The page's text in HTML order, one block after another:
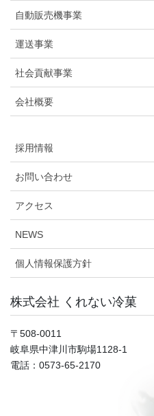
自動販売機事業
運送事業
社会貢献事業
会社概要
採用情報
お問い合わせ
アクセス
NEWS
個人情報保護方針
株式会社 くれない冷菓
〒508-0011
岐阜県中津川市駒場1128-1
電話：0573-65-2170